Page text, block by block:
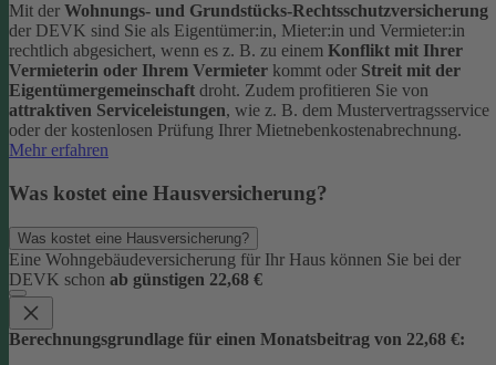
Mit der Wohnungs- und Grundstücks-Rechtsschutzversicherung
der DEVK sind Sie als Eigentümer:in, Mieter:in und Vermieter:in
rechtlich abgesichert, wenn es z. B. zu einem Konflikt mit Ihrer
Vermieterin oder Ihrem Vermieter kommt oder Streit mit der
Eigentümergemeinschaft droht. Zudem profitieren Sie von
attraktiven Serviceleistungen, wie z. B. dem Mustervertragsservice
oder der kostenlosen Prüfung Ihrer Mietnebenkostenabrechnung.
Mehr erfahren
Was kostet eine Hausversicherung?
Was kostet eine Hausversicherung?
Eine Wohngebäudeversicherung für Ihr Haus können Sie bei der
DEVK schon ab günstigen 22,68 €
Berechnungsgrundlage für einen Monatsbeitrag von 22,68 €: